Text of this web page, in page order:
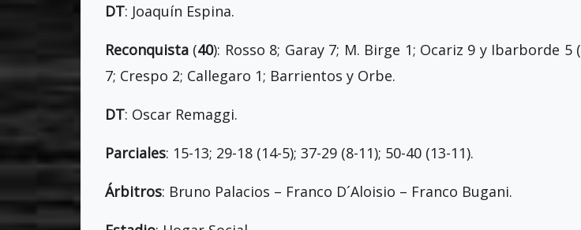
DT: Joaquín Espina.
Reconquista (40): Rosso 8; Garay 7; M. Birge 1; Ocariz 9 y Ibarborde 5 (
7; Crespo 2; Callegaro 1; Barrientos y Orbe.
DT: Oscar Remaggi.
Parciales: 15-13; 29-18 (14-5); 37-29 (8-11); 50-40 (13-11).
Árbitros: Bruno Palacios – Franco D´Aloisio – Franco Bugani.